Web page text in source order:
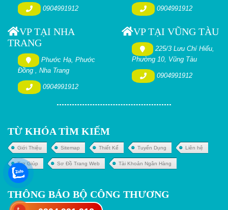
0904991912 0904991912
VP TẠI NHA
TRANG
Phước Hạ, Phước
Đồng , Nha Trang
0904991912
VP TẠI VŨNG TÀU
225/3 Lưu Chí Hiếu,
Phường 10, Vũng Tàu
0904991912
TỪ KHÓA TÌM KIẾM
Giới Thiệu Sitemap Thiết Kế Tuyển Dụng Liên hệ
Trợ Giúp Sơ Đồ Trang Web Tài Khoản Ngân Hàng
THÔNG BÁO BỘ CÔNG THƯƠNG